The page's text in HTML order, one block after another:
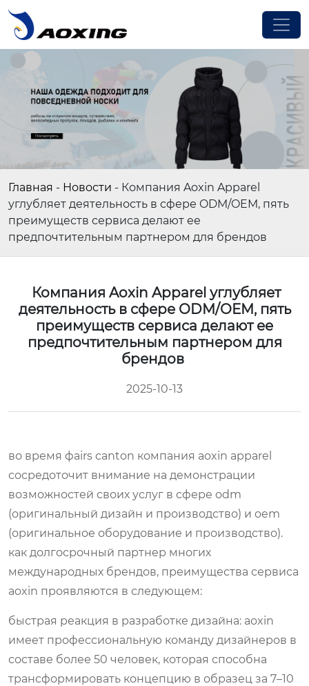
Главная - Новости - Компания Aoxin Apparel
углубляет деятельность в сфере ODM/OEM, пять
преимуществ сервиса делают ее
предпочтительным партнером для брендов
Компания Aoxin Apparel углубляет
деятельность в сфере ODM/OEM, пять
преимуществ сервиса делают ее
предпочтительным партнером для
брендов
2025-10-13
во время фairs canton компания aoxin apparel
сосредоточит внимание на демонстрации
возможностей своих услуг в сфере odm
(оригинальный дизайн и производство) и oem
(оригинальное оборудование и производство).
как долгосрочный партнер многих
международных брендов, преимущества сервиса
aoxin проявляются в следующем:
быстрая реакция в разработке дизайна: aoxin
имеет профессиональную команду дизайнеров в
составе более 50 человек, которая способна
трансформировать концепцию в образец за 7–10